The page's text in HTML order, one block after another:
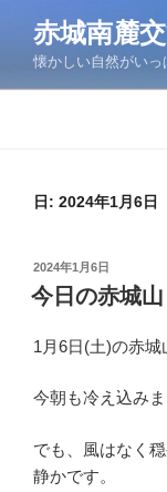
ン
赤城南麓
懐かしい自然がいっ
日: 2024年1月6日
投
稿
日:
2024年1月6日
今日の赤城山
1月6日(土)の赤城
今朝も冷え込みま
でも、風はなく
静かです。